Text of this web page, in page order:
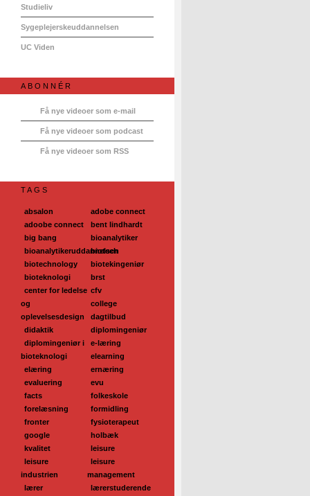
Studieliv
Sygeplejerskeuddannelsen
UC Viden
ABONNÉR
Få nye videoer som e-mail
Få nye videoer som podcast
Få nye videoer som RSS
TAGS
absalon
adobe connect
adoobe connect
bent lindhardt
big bang
bioanalytiker
bioanalytikeruddannelsen
biotech
biotechnology
biotekingeniør
bioteknologi
brst
center for ledelse
og
oplevelsesdesign
cfv
college
dagtilbud
didaktik
diplomingeniør
diplomingeniør i
bioteknologi
e-læring
elearning
elæring
ernæring
evaluering
evu
facts
folkeskole
forelæsning
formidling
fronter
fysioterapeut
google
holbæk
kvalitet
leisure
leisure
industrien
leisure
management
lærer
lærerstuderende